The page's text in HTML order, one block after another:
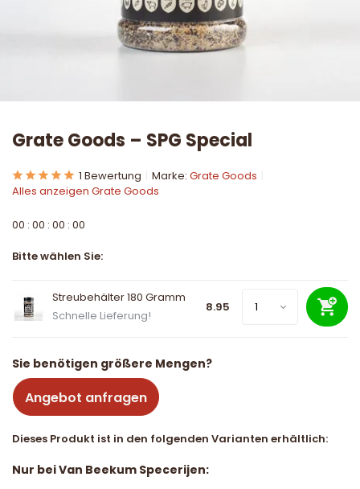
Grate Goods – SPG Special
1 Bewertung Marke: Grate Goods
Alles anzeigen Grate Goods
00 : 00 : 00 : 00
Bitte wählen Sie:
Streubehälter 180 Gramm
Schnelle Lieferung!
8.95
Sie benötigen größere Mengen?
Angebot anfragen
Dieses Produkt ist in den folgenden Varianten erhältlich:
Nur bei Van Beekum Specerijen: